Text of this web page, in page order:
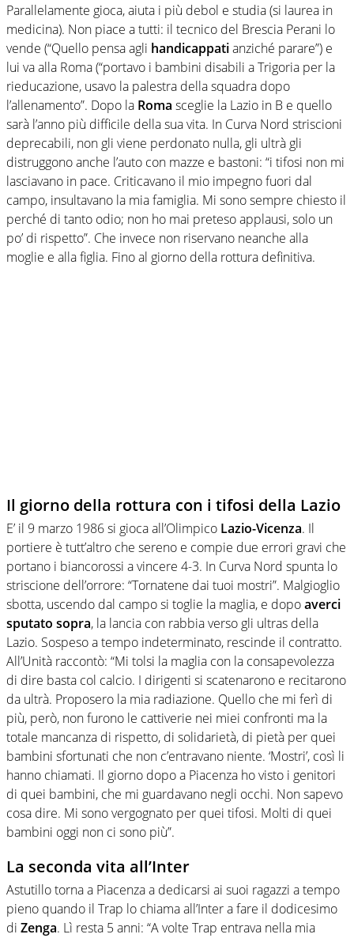
Parallelamente gioca, aiuta i più debol e studia (si laurea in
medicina). Non piace a tutti: il tecnico del Brescia Perani lo
vende (“Quello pensa agli handicappatianziché parare”) e
lui va alla Roma (“portavo i bambini disabili a Trigoria per la
rieducazione, usavo la palestra della squadra dopo
l’allenamento”. Dopo la Roma sceglie la Lazio in B e quello
sarà l’anno più difficile della sua vita. In Curva Nord striscioni
deprecabili, non gli viene perdonato nulla, gli ultrà gli
distruggono anche l’auto con mazze e bastoni: “i tifosi non mi
lasciavano in pace. Criticavano il mio impegno fuori dal
campo, insultavano la mia famiglia. Mi sono sempre chiesto il
perché di tanto odio; non ho mai preteso applausi, solo un
po’ di rispetto”. Che invece non riservano neanche alla
moglie e alla figlia. Fino al giorno della rottura definitiva.
Il giorno della rottura con i tifosi della Lazio
E’ il 9 marzo 1986 si gioca all’Olimpico Lazio-Vicenza. Il
portiere è tutt’altro che sereno e compie due errori gravi che
portano i biancorossi a vincere 4-3. In Curva Nord spunta lo
striscione dell’orrore: “Tornatene dai tuoi mostri”. Malgioglio
sbotta, uscendo dal campo si toglie la maglia, e dopoaverci
sputato sopra, la lancia con rabbia verso gli ultras della
Lazio. Sospeso a tempo indeterminato, rescinde il contratto.
All’Unità raccontò: “Mi tolsi la maglia con la consapevolezza
di dire basta col calcio. I dirigenti si scatenarono e recitarono
da ultrà. Proposero la mia radiazione. Quello che mi ferì di
più, però, non furono le cattiverie nei miei confronti ma la
totale mancanza di rispetto, di solidarietà, di pietà per quei
bambini sfortunati che non c’entravano niente. ‘Mostri’, così li
hanno chiamati. Il giorno dopo a Piacenza ho visto i genitori
di quei bambini, che mi guardavano negli occhi. Non sapevo
cosa dire. Mi sono vergognato per quei tifosi. Molti di quei
bambini oggi non ci sono più”.
La seconda vita all’Inter
Astutillo torna a Piacenza a dedicarsi ai suoi ragazzi a tempo
pieno quando il Trap lo chiama all’Inter a fare il dodicesimo
di Zenga. Lì resta 5 anni: “A volte Trap entrava nella mia